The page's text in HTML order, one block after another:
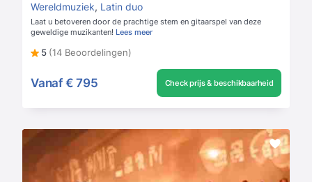
Wereldmuziek, Latin duo
Laat u betoveren door de prachtige stem en gitaarspel van deze
geweldige muzikanten! Lees meer
5 (14 Beoordelingen)
Vanaf € 795 Check prijs & beschikbaarheid